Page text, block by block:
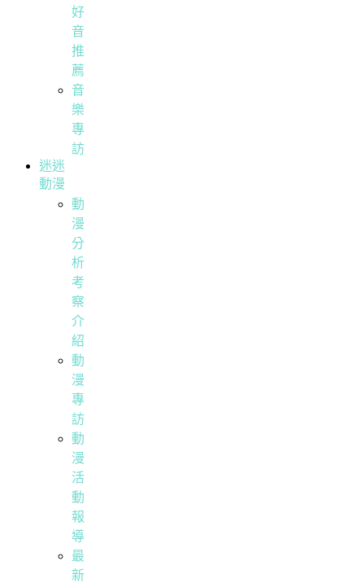
好
音
推
薦
音
樂
專
訪
迷迷
動漫
動
漫
分
析
考
察
介
紹
動
漫
專
訪
動
漫
活
動
報
導
最
新